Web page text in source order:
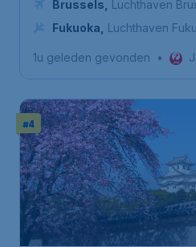
Brussels
Luchthaven
Fukuoka
Luchthaven
1u geleden gevonden •
#4